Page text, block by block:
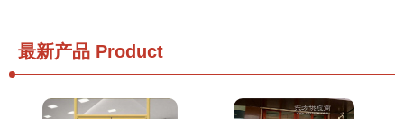
最新产品 Product